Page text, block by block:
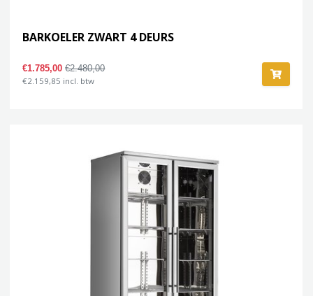
BARKOELER ZWART 4 DEURS
€1.785,00€2.480,00
€2.159,85 incl. btw